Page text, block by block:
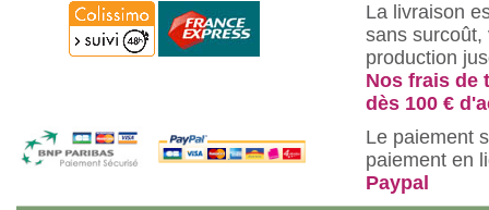
La livraison
sans surcoût,
production
Nos frais de
dès 100 €
Le paiement
paiement en
Paypal